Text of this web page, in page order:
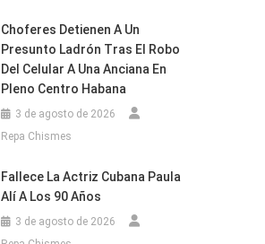
Choferes Detienen A Un
Presunto Ladrón Tras El Robo
Del Celular A Una Anciana En
Pleno Centro Habana
3 de agosto de 2026
Repa Chismes
Fallece La Actriz Cubana Paula
Alí A Los 90 Años
3 de agosto de 2026